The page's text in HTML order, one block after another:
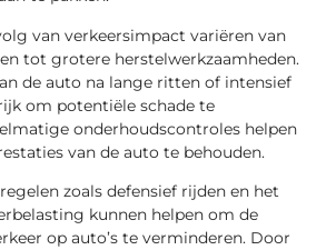
van verkeersimpact variëren van
tot grotere herstelwerkzaamheden.
de auto na lange ritten of intensief
om potentiële schade te
onderhoudscontroles helpen
van de auto te behouden.
zoals defensief rijden en het
kunnen helpen om de
op auto’s te verminderen. Door